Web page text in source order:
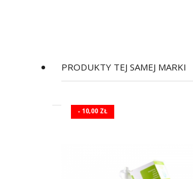
PRODUKTY TEJ SAMEJ MARKI
- 10,00 ZŁ